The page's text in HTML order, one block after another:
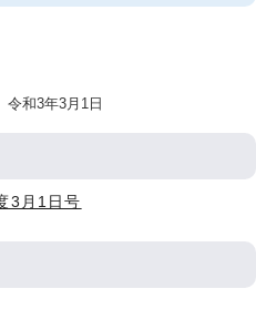
和3年3月1日
3月1日号